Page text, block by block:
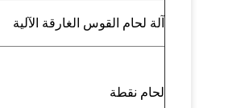
آلة لحام القوس الغارقة الآلية
لحام نقطة